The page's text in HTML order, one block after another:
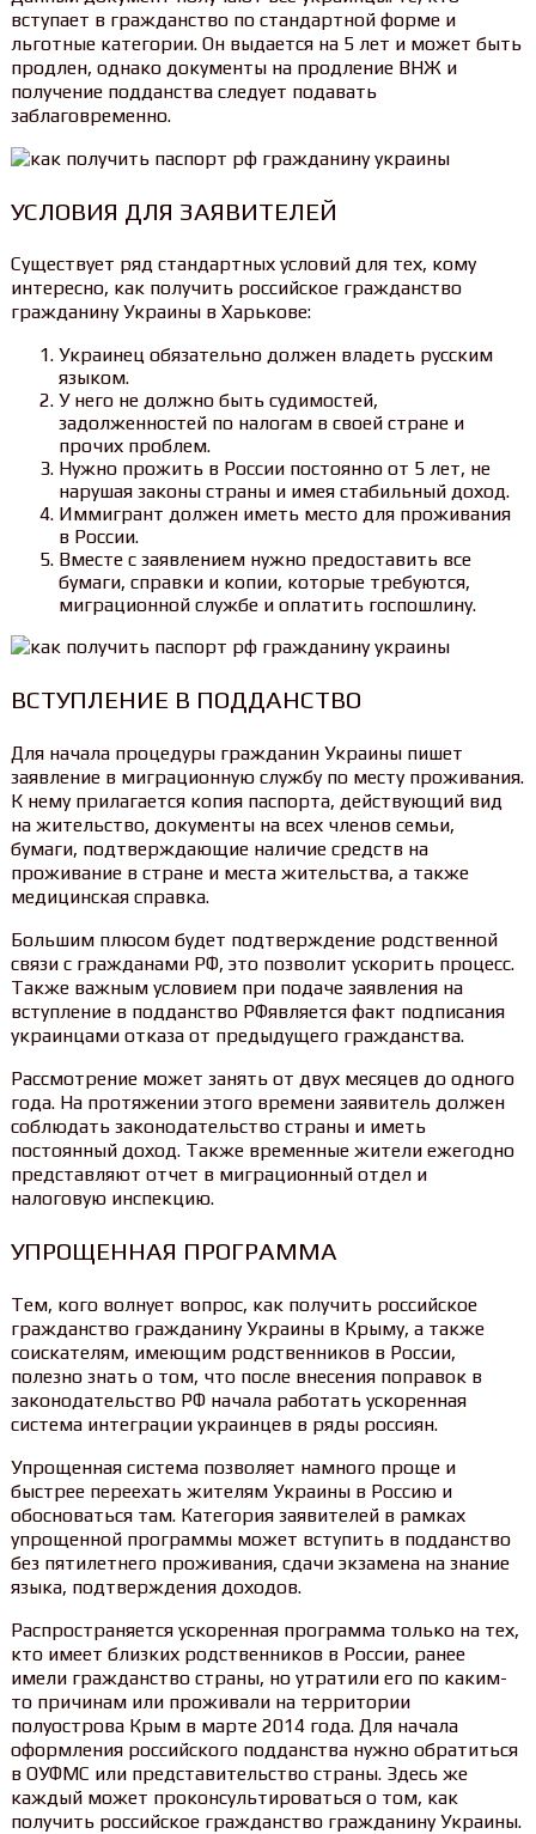
вступает в гражданство по стандартной форме и
льготные категории. Он выдается на 5 лет и может быть
продлен, однако документы на продление ВНЖ и
получение подданства следует подавать
заблаговременно.
УСЛОВИЯ ДЛЯ ЗАЯВИТЕЛЕЙ
Существует ряд стандартных условий для тех, кому
интересно, как получить российское гражданство
гражданину Украины в Харькове:
Украинец обязательно должен владеть русским
языком.
У него не должно быть судимостей,
задолженностей по налогам в своей стране и
прочих проблем.
Нужно прожить в России постоянно от 5 лет, не
нарушая законы страны и имея стабильный доход.
Иммигрант должен иметь место для проживания
в России.
Вместе с заявлением нужно предоставить все
бумаги, справки и копии, которые требуются,
миграционной службе и оплатить госпошлину.
ВСТУПЛЕНИЕ В ПОДДАНСТВО
Для начала процедуры гражданин Украины пишет
заявление в миграционную службу по месту проживания.
К нему прилагается копия паспорта, действующий вид
на жительство, документы на всех членов семьи,
бумаги, подтверждающие наличие средств на
проживание в стране и места жительства, а также
медицинская справка.
Большим плюсом будет подтверждение родственной
связи с гражданами РФ, это позволит ускорить процесс.
Также важным условием при подаче заявления на
вступление в подданство РФявляется факт подписания
украинцами отказа от предыдущего гражданства.
Рассмотрение может занять от двух месяцев до одного
года. На протяжении этого времени заявитель должен
соблюдать законодательство страны и иметь
постоянный доход. Также временные жители ежегодно
представляют отчет в миграционный отдел и
налоговую инспекцию.
УПРОЩЕННАЯ ПРОГРАММА
Тем, кого волнует вопрос, как получить российское
гражданство гражданину Украины в Крыму, а также
соискателям, имеющим родственников в России,
полезно знать о том, что после внесения поправок в
законодательство РФ начала работать ускоренная
система интеграции украинцев в ряды россиян.
Упрощенная система позволяет намного проще и
быстрее переехать жителям Украины в Россию и
обосноваться там. Категория заявителей в рамках
упрощенной программы может вступить в подданство
без пятилетнего проживания, сдачи экзамена на знание
языка, подтверждения доходов.
Распространяется ускоренная программа только на тех,
кто имеет близких родственников в России, ранее
имели гражданство страны, но утратили его по каким-
то причинам или проживали на территории
полуострова Крым в марте 2014 года. Для начала
оформления российского подданства нужно обратиться
в ОУФМС или представительство страны. Здесь же
каждый может проконсультироваться о том, как
получить российское гражданство гражданину Украины.